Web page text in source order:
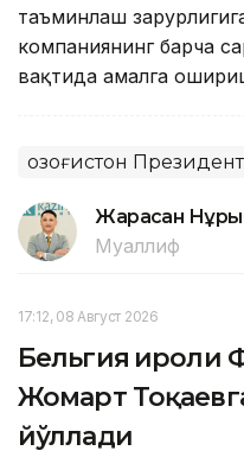
таъминлаш
компаниянинг барча
вақтида амалга
Қозоғистон
Жарасқан
Муаллиф
17:12, 08 Август 2026
Бельгия Қироли
Жомарт
йўллади